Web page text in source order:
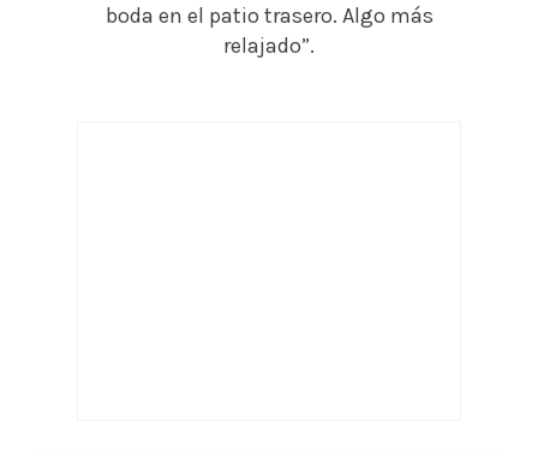
boda en el patio trasero. Algo más
relajado”.